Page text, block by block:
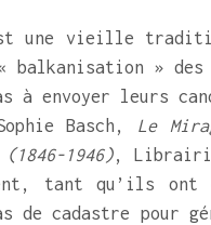
une vieille
» des
leurs
Basch, Le
1946), Librairie
tant qu’ils
de cadastre pour